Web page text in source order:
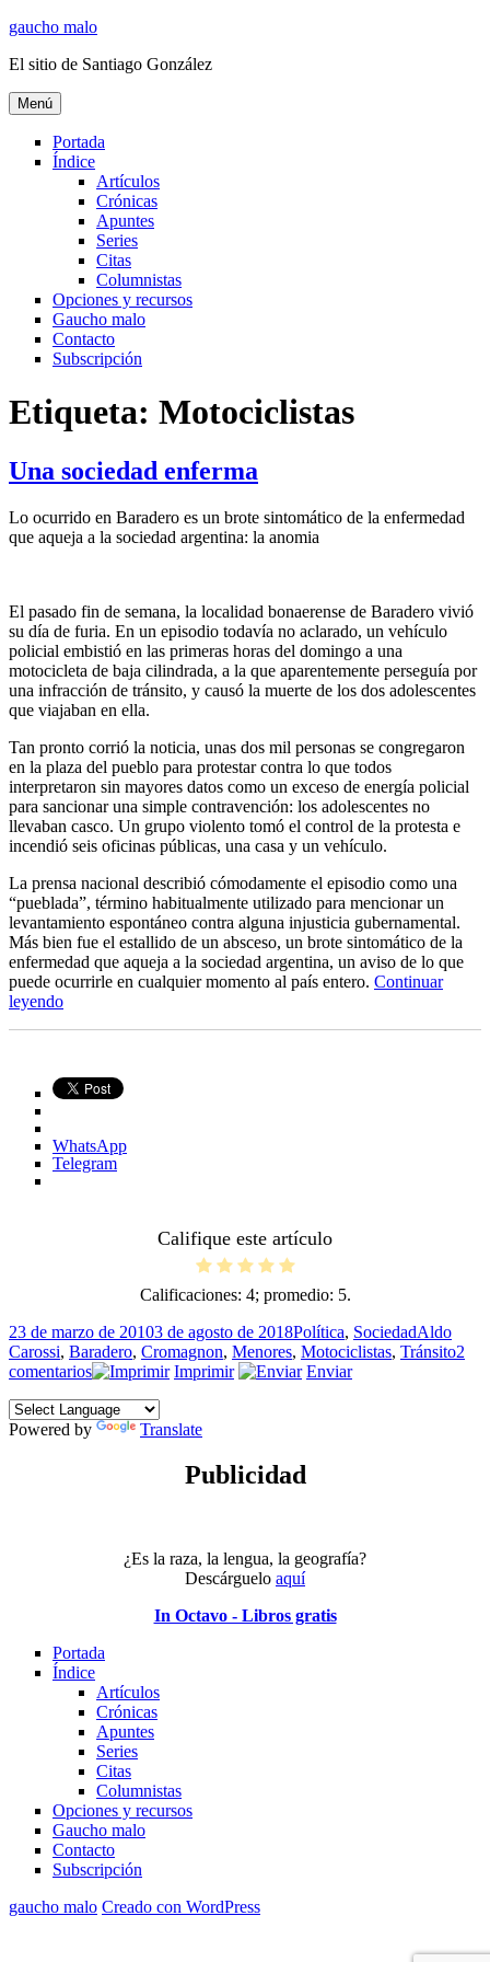
Ir
contenido
gaucho malo
El sitio de Santiago González
Menú
Portada
Índice
Artículos
Crónicas
Apuntes
Series
Citas
Columnistas
Opciones y recursos
Gaucho malo
Contacto
Subscripción
Etiqueta: Motociclistas
Una sociedad enferma
Lo ocurrido en Baradero es un brote sintomático de la enfermedad
que aqueja a la sociedad argentina: la anomia
El pasado fin de semana, la localidad bonaerense de Baradero vivió
su día de furia. En un episodio todavía no aclarado, un vehículo
policial embistió en las primeras horas del domingo a una
motocicleta de baja cilindrada, a la que aparentemente perseguía por
una infracción de tránsito, y causó la muerte de los dos adolescentes
que viajaban en ella.
Tan pronto corrió la noticia, unas dos mil personas se congregaron
en la plaza del pueblo para protestar contra lo que todos
interpretaron sin mayores datos como un exceso de energía policial
para sancionar una simple contravención: los adolescentes no
llevaban casco. Un grupo violento tomó el control de la protesta e
incendió seis oficinas públicas, una casa y un vehículo.
La prensa nacional describió cómodamente el episodio como una
“pueblada”, término habitualmente utilizado para mencionar un
levantamiento espontáneo contra alguna injusticia gubernamental.
Más bien fue el estallido de un absceso, un brote sintomático de la
enfermedad que aqueja a la sociedad argentina, un aviso de lo que
puede ocurrirle en cualquier momento al país entero. Continuar
leyendo“Una
WhatsApp
Telegram
Califique este artículo
Calificaciones: 4; promedio: 5.
Publicado
el
23 de marzo de 20103 de agosto de 2018Categorías
Política, SociedadEtiquetas
Aldo
Carossi, Baradero, Cromagnon, Menores, Motociclistas, Tránsito2
comentariosen
sociedad
enferma
Imprimir Enviar
Powered by Translate
Publicidad
¿Es la raza, la lengua, la geografía?
Descárguelo aquí
In Octavo - Libros gratis
Portada
Índice
Artículos
Crónicas
Apuntes
Series
Citas
Columnistas
Opciones y recursos
Gaucho malo
Contacto
Subscripción
gaucho malo Creado con WordPress